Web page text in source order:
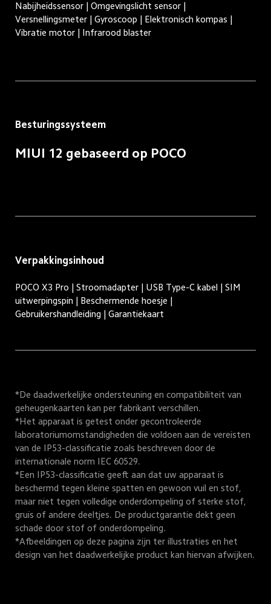
Nabijheidssensor | Omgevingslicht sensor |
Versnellingsmeter | Gyroscoop | Elektronisch kompas |
Vibratie motor | Infrarood blaster
Besturingssysteem
MIUI 12 gebaseerd op POCO
Verpakkingsinhoud
POCO X3 Pro | Stroomadapter | USB Type-C kabel | SIM
uitwerpingspin | Beschermende hoesje |
Gebruikershandleiding | Garantiekaart
*De daadwerkelijke ondersteuning en compatibiliteit van
geheugenkaarten kan per fabrikant verschillen.
*Het apparaat is getest onder gecontroleerde
laboratoriumomstandigheden die voldoen aan de vereisten
van de IP53-classificatie zoals beschreven door de
internationale norm IEC 60529.
*Een IP53-classificatie geeft aan dat uw apparaat is
beschermd tegen kleine spatten en gewoon vuil en stof,
maar niet tegen volledige onderdompeling of sterke stof,
gruis of andere deeltjes. De productgarantie dekt geen
schade door stof of onderdompeling.
*Afbeeldingen op deze pagina zijn ter illustraties en het
design van het daadwerkelijke product kan hiervan afwijken.